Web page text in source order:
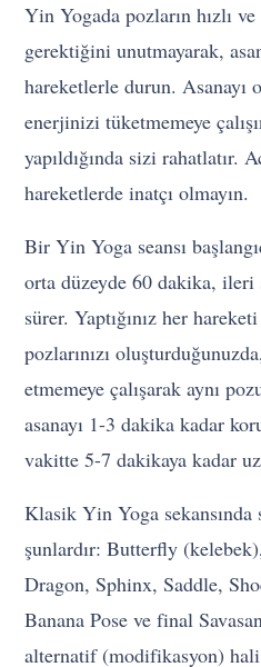
Yin Yogada pozların hızlı
gerektiğini unutmayarak,
hareketlerle durun.
enerjinizi tüketmemeye
yapıldığında sizi rahatlatır.
hareketlerde inatçı olmayın.
Bir Yin Yoga seansı
orta düzeyde 60 dakika,
sürer. Yaptığınız her
pozlarınızı
etmemeye çalışarak aynı
asanayı 1-3 dakika kadar
vakitte 5-7 dakikaya kadar
Klasik Yin Yoga sekansında
şunlardır: Butterfly
Dragon, Sphinx, Saddle,
Banana Pose ve final
alternatif (modifikasyon)